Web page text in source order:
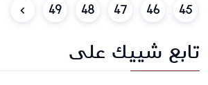
45
46
47
48
49
تابع شييك على